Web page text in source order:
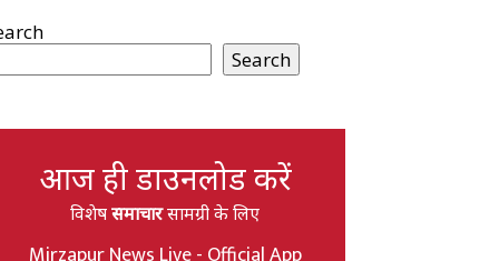
Search
आज ही डाउनलोड करें
विशेषसमाचारसामग्री के लिए